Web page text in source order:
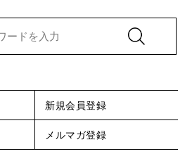
新規会員登録
メルマガ登録